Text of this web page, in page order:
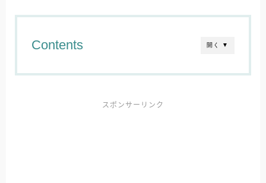
開く ▼
Contents
スポンサーリンク